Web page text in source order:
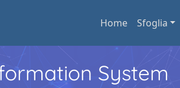
Home Sfoglia
System